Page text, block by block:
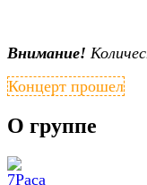
Внимание!
Концерт прошел
О группе